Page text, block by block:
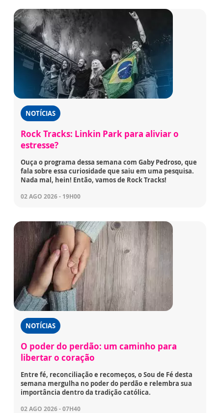
NOTÍCIAS
Rock Tracks: Linkin Park para aliviar o
estresse?
Ouça o programa dessa semana com Gaby Pedroso, que
fala sobre essa curiosidade que saiu em uma pesquisa.
Nada mal, hein! Então, vamos de Rock Tracks!
02 AGO 2026 - 19H00
NOTÍCIAS
O poder do perdão: um caminho para
libertar o coração
Entre fé, reconciliação e recomeços, o Sou de Fé desta
semana mergulha no poder do perdão e relembra sua
importância dentro da tradição católica.
02 AGO 2026 - 07H40